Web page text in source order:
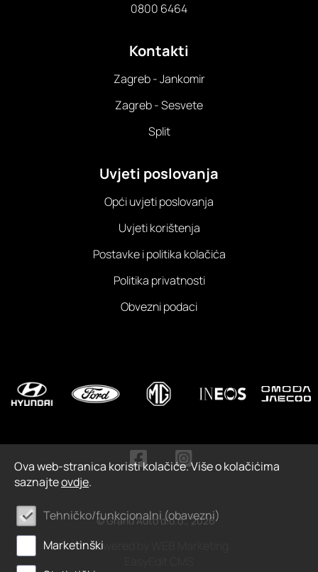
0800 6464
Kontakti
Zagreb - Jankomir
Zagreb - Sesvete
Split
Uvjeti poslovanja
Opći uvjeti poslovanja
Uvjeti korištenja
Postavke i politika kolačića
Politika privatnosti
Obvezni podaci
© Grand Auto d.o.o., 2026
Powered by WEB Marketing
Ova web-stranica koristi kolačiće. Više o kolačićima
saznajteovdje.
Tehničko/funkcionalni (obavezni)
Marketinški